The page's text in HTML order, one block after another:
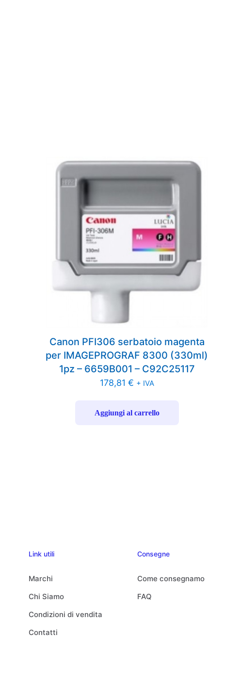
Canon PFI306 serbatoio magenta
per IMAGEPROGRAF 8300 (330ml)
1pz – 6659B001 – C92C25117
178,81 € + IVA
Aggiungi al carrello
Link utili
Marchi
Chi Siamo
Condizioni di vendita
Contatti
Consegne
Come consegnamo
FAQ